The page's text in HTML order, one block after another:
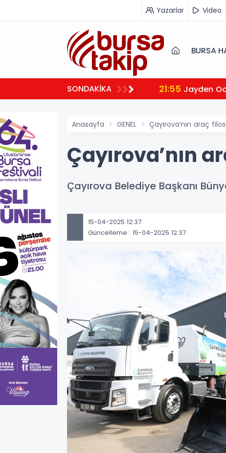
Yazarlar Video
BURSA
SONDAKİKA 21:55 Jayden
Anasayfa GENEL Çayırova’nın araç
Çayırova’nın
Çayırova Belediye Başkanı
15-04-2025 12:37
Güncelleme : 15-04-2025 12:37